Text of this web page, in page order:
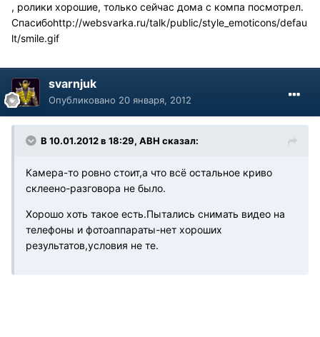
, ролики хорошие, только сейчас дома с компа посмотрел.
Спасибоhttp://websvarka.ru/talk/public/style_emoticons/defau
lt/smile.gif
svarnjuk
Опубликовано 20 января, 2012
В 10.01.2012 в 18:29, АВН сказал:
Камера-то ровно стоит,а что всё остальное криво
склеено-разговора не было.
Хорошо хоть такое есть.Пытались снимать видео на
телефоны и фотоаппараты-нет хороших
результатов,условия не те.